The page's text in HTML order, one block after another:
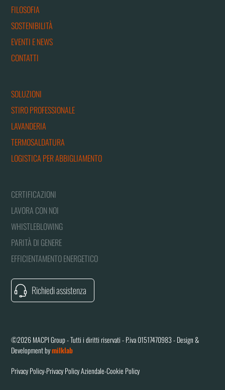
FILOSOFIA
SOSTENIBILITÀ
EVENTI E NEWS
CONTATTI
SOLUZIONI
STIRO PROFESSIONALE
LAVANDERIA
TERMOSALDATURA
LOGISTICA PER ABBIGLIAMENTO
CERTIFICAZIONI
LAVORA CON NOI
WHISTLEBLOWING
PARITÀ DI GENERE
EFFICIENTAMENTO ENERGETICO
Richiedi assistenza
©2026 MACPI Group - Tutti i diritti riservati - P.iva 01517470983 - Design &
Development bymilklab
Privacy Policy-Privacy Policy Aziendale-Cookie Policy